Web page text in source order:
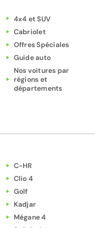
4x4 et SUV
Cabriolet
Offres Spéciales
Guide auto
Nos voitures par
régions et
départements
C-HR
Clio 4
Golf
Kadjar
Mégane 4